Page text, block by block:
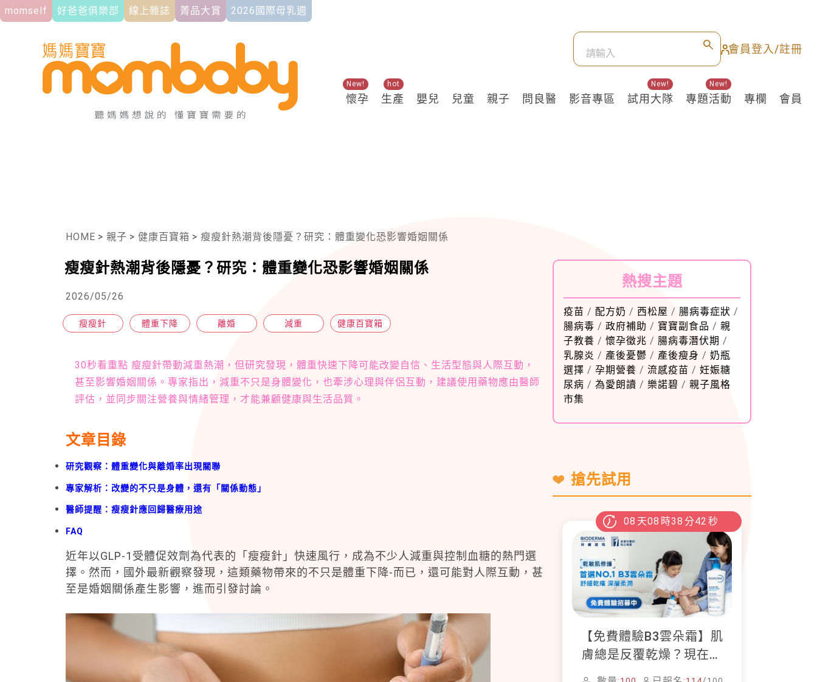
momself 好爸爸俱樂部 線上雜誌 菁品大賞 2026國際母乳週
會員登入/註冊
懷孕
New!
生產
hot
嬰兒 兒童 親子 問良醫 影音專區 試用大隊
New!
專題活動
New!
專欄 會員
HOME > 親子 > 健康百寶箱 > 瘦瘦針熱潮背後隱憂？研究：體重變化恐影響婚姻關係
瘦瘦針熱潮背後隱憂？研究：體重變化恐影響婚姻關係
2026/05/26
瘦瘦針 體重下降 離婚 減重 健康百寶箱
30秒看重點 瘦瘦針帶動減重熱潮，但研究發現，體重快速下降可能改變自信、生活型態與人際互動，
甚至影響婚姻關係。專家指出，減重不只是身體變化，也牽涉心理與伴侶互動，建議使用藥物應由醫師
評估，並同步關注營養與情緒管理，才能兼顧健康與生活品質。
文章目錄
研究觀察：體重變化與離婚率出現關聯
專家解析：改變的不只是身體，還有「關係動態」
醫師提醒：瘦瘦針應回歸醫療用途
FAQ
近年以GLP-1受體促效劑為代表的「瘦瘦針」快速風行，成為不少人減重與控制血糖的熱門選
擇。然而，國外最新觀察發現，這類藥物帶來的不只是體重下降-而已，還可能對人際互動，甚
至是婚姻關係產生影響，進而引發討論。
熱搜主題
疫苗 / 配方奶 / 西松屋 / 腸病毒症狀 /
腸病毒 / 政府補助 / 寶寶副食品 / 親
子教養 / 懷孕徵兆 / 腸病毒潛伏期 /
乳腺炎 / 產後憂鬱 / 產後瘦身 / 奶瓶
選擇 / 孕期營養 / 流感疫苗 / 妊娠糖
尿病 / 為愛朗讀 / 樂諾碧 / 親子風格
市集
搶先試用
08 天08 時38 分41 秒
【免費體驗B3雲朵霜】肌
膚總是反覆乾燥？現在就
加入貝膚黛瑪修護體驗計